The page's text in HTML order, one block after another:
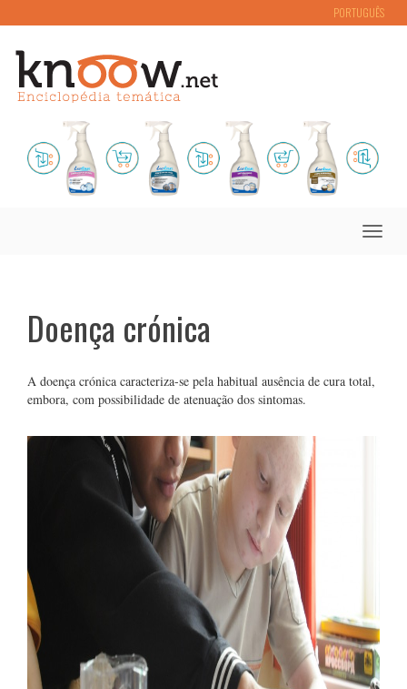
PORTUGUÊS
Toggle
Doença crónica
A doença crónica caracteriza-se pela habitual ausência de cura total,
embora, com possibilidade de atenuação dos sintomas.